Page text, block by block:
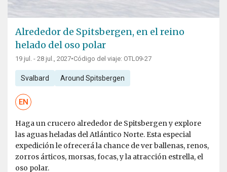
Alrededor de Spitsbergen, en el reino
helado del oso polar
19 jul. - 28 jul., 2027•Código del viaje: OTL09-27
Svalbard Around Spitsbergen
EN
Haga un crucero alrededor de Spitsbergen y explore
las aguas heladas del Atlántico Norte. Esta especial
expedición le ofrecerá la chance de ver ballenas, renos,
zorros árticos, morsas, focas, y la atracción estrella, el
oso polar.